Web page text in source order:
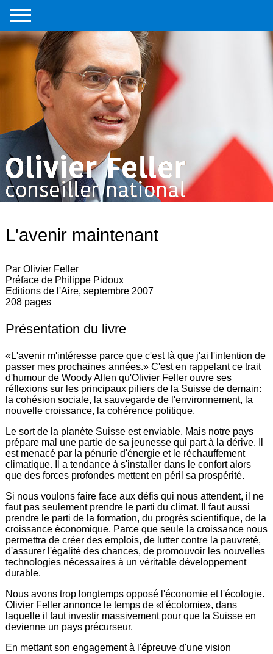
Accueil
Portrait
Interventions
parlementaires
Médias
Livre
Liens
externes
L'avenir maintenant
Par Olivier Feller
Préface de Philippe Pidoux
Editions de l'Aire, septembre 2007
208 pages
Présentation du livre
«L'avenir m'intéresse parce que c'est là que j'ai l'intention de
passer mes prochaines années.» C'est en rappelant ce trait
d'humour de Woody Allen qu'Olivier Feller ouvre ses
réflexions sur les principaux piliers de la Suisse de demain:
la cohésion sociale, la sauvegarde de l'environnement, la
nouvelle croissance, la cohérence politique.
Le sort de la planète Suisse est enviable. Mais notre pays
prépare mal une partie de sa jeunesse qui part à la dérive. Il
est menacé par la pénurie d'énergie et le réchauffement
climatique. Il a tendance à s'installer dans le confort alors
que des forces profondes mettent en péril sa prospérité.
Si nous voulons faire face aux défis qui nous attendent, il ne
faut pas seulement prendre le parti du climat. Il faut aussi
prendre le parti de la formation, du progrès scientifique, de la
croissance économique. Parce que seule la croissance nous
permettra de créer des emplois, de lutter contre la pauvreté,
d'assurer l'égalité des chances, de promouvoir les nouvelles
technologies nécessaires à un véritable développement
durable.
Nous avons trop longtemps opposé l'économie et l'écologie.
Olivier Feller annonce le temps de «l'écolomie», dans
laquelle il faut investir massivement pour que la Suisse en
devienne un pays précurseur.
En mettant son engagement à l'épreuve d'une vision